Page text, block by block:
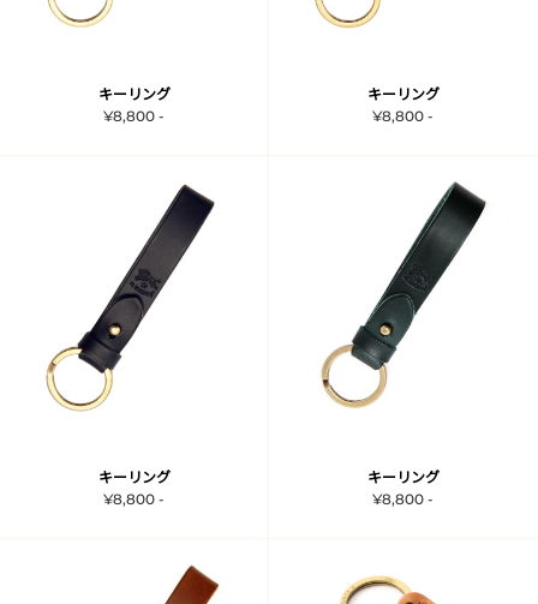
キーリング
¥8,800 -
キーリング
¥8,800 -
キーリング
¥8,800 -
キーリング
¥8,800 -